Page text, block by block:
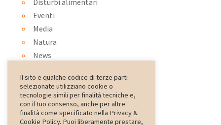
Eventi
Media
Natura
News
Ospedale
Pet therapy
psiconatura
Rassegna Stampa
Il sito e qualche codice di terze parti
selezionate utilizziano cookie o
tecnologie simili per finalità tecniche e,
con il tuo consenso, anche per altre
finalità come specificato nella Privacy &
Cookie Policy. Puoi liberamente prestare,